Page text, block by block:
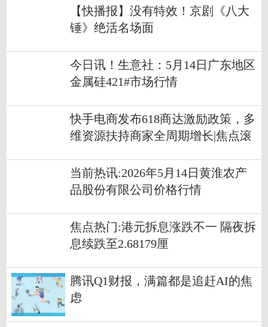
【快播报】没有特效！京剧《八大
锤》绝活名场面
今日讯！生意社：5月14日广东地区
金属硅421#市场行情
快手电商发布618商达激励政策，多
维资源扶持商家全周期增长|焦点滚
当前热讯:2026年5月14日黄淮农产
品股份有限公司价格行情
焦点热门:港元拆息涨跌不一 隔夜拆
息续跌至2.68179厘
腾讯Q1财报，满篇都是追赶AI的焦
虑